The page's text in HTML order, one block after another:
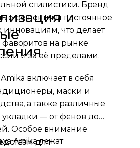
стилистики. Бренд
решения и постоянное
инновациям, что делает
на рынке
и за её пределами.
и
включает в себя
маски и
а также различные
— от фенов до
Особое внимание
для
Amika лежат